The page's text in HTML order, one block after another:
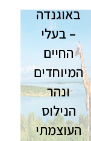
באוגנדה
– בעלי
החיים
המיוחדים
ונהר
הנילוס
העוצמתי